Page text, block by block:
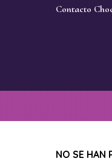
Contacto
NO SE HAN